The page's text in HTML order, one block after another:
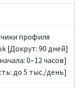
профиля
[Докрут: 90 дней]
0–12 часов]
до 5 тыс./день]